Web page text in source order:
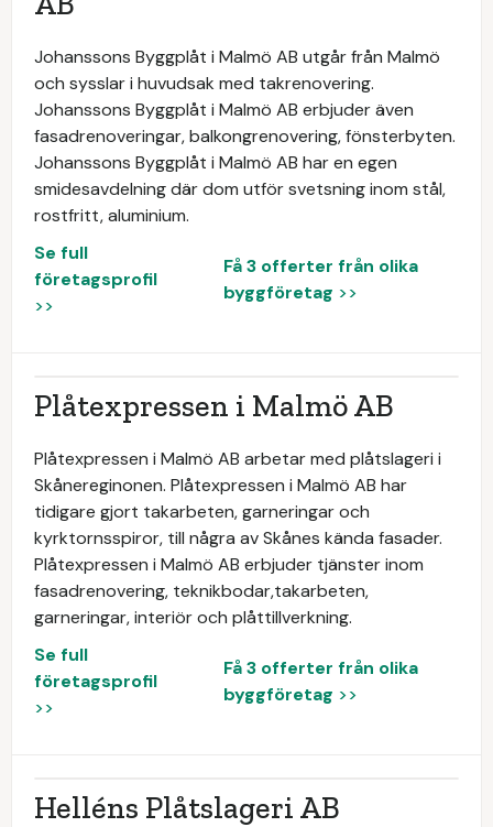
Johanssons Byggplåt i Malmö AB utgår från Malmö
och sysslar i huvudsak med takrenovering.
Johanssons Byggplåt i Malmö AB erbjuder även
fasadrenoveringar, balkongrenovering, fönsterbyten.
Johanssons Byggplåt i Malmö AB har en egen
smidesavdelning där dom utför svetsning inom stål,
rostfritt, aluminium.
Se full
företagsprofil
>>
Få 3 offerter från olika
byggföretag >>
Plåtexpressen i Malmö AB
Plåtexpressen i Malmö AB arbetar med plåtslageri i
Skånereginonen. Plåtexpressen i Malmö AB har
tidigare gjort takarbeten, garneringar och
kyrktornsspiror, till några av Skånes kända fasader.
Plåtexpressen i Malmö AB erbjuder tjänster inom
fasadrenovering, teknikbodar,takarbeten,
garneringar, interiör och plåttillverkning.
Se full
företagsprofil
>>
Få 3 offerter från olika
byggföretag >>
Helléns Plåtslageri AB